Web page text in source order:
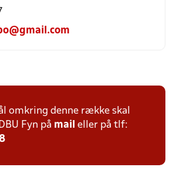
omkring denne række skal
Fyn på mail eller på tlf: